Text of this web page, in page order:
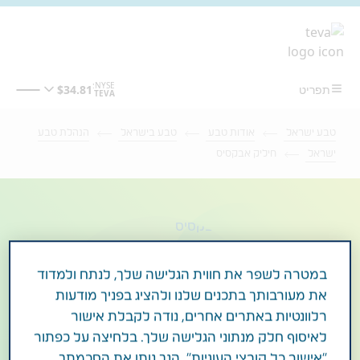
במטרה לשפר את חווית הגלישה שלך, לנתח ולמדוד
את מעורבותך בתכנים שלנו ולהציג בפניך מודעות
רלוונטיות באתרים אחרים, נודה לקבלת אישור
לאיסוף חלק מנתוני הגלישה שלך. בלחיצה על כפתור